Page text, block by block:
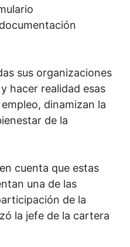
sus organizaciones
hacer realidad esas
dinamizan la
de la
cuenta que estas
una de las
de la
la jefe de la cartera